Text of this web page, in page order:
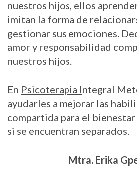
nuestros hijos, ellos
imitan la forma de
gestionar sus emociones.
amor y responsabilidad
nuestros hijos.
En Psicoterapia Integral
ayudarles a mejorar las
compartida para el bienestar
si se encuentran separados.
Mtra. Erika